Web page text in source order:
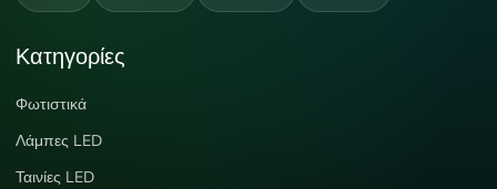
Κατηγορίες
Φωτιστικά
Λάμπες LED
Ταινίες LED